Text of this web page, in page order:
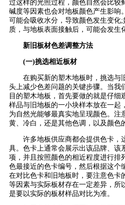
过这样的光照过程，颜色自然会比较
碱度等因素也会对地板颜色产生影响
可能会吸收水分，导致颜色发生变化
质，与地板表面接触后，可能会发生
新旧板材色差调整方法
(一)挑选相近板材
在购买新的塑木地板时，挑选与
头上减少色差问题的关键步骤。当我
目的塑木地板，首先要做的就是仔细
样品与旧地板的一小块样本放在一起
为自然光能够最真实地呈现颜色。注
黄、冷白，还是其他色调，以及颜色
许多地板供应商都会提供色卡，
具。色卡上通常会展示出该品牌、该
项，并且按照颜色的相近程度进行排
色最接近的色卡编号，然后根据这个
在对比色卡和旧地板时，要注意色卡
等因素与实际板材存在一定差异，所
是要以实际的板材样品对比为准。